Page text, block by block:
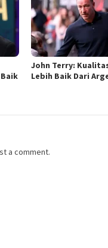
John Terry:
Lebih Baik Dari
a comment.